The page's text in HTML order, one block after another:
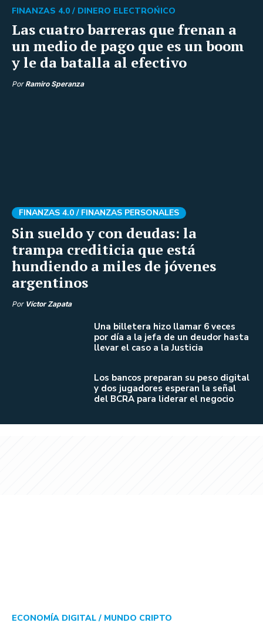
Las cuatro barreras que frenan a
un medio de pago que es un boom
y le da batalla al efectivo
FINANZAS 4.0 / DINERO ELECTROŃICO
Por Ramiro Speranza
Sin sueldo y con deudas: la
trampa crediticia que está
hundiendo a miles de jóvenes
argentinos
FINANZAS 4.0 / FINANZAS PERSONALES
Por Víctor Zapata
Una billetera hizo llamar 6 veces
por día a la jefa de un deudor hasta
llevar el caso a la Justicia
Los bancos preparan su peso digital
y dos jugadores esperan la señal
del BCRA para liderar el negocio
ECONOMÍA DIGITAL / MUNDO CRIPTO